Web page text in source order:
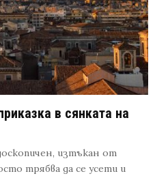
в сянката на
изтъкан от
трябва да се усети и